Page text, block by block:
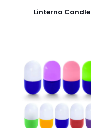
Linterna Candle